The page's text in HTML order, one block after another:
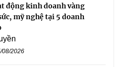
động kinh doanh vàng
mỹ nghệ tại 5 doanh
08/2026